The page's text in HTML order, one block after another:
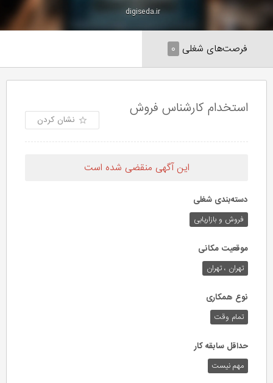
digiseda.ir
فرصت‌های شغلی ۰
استخدام کارشناس فروش
نشان کردن
این آگهی منقضی شده است
دسته‌بندی شغلی
فروش و بازاریابی
موقعیت مکانی
تهران ، تهران
نوع همکاری
تمام وقت
حداقل سابقه کار
مهم نیست